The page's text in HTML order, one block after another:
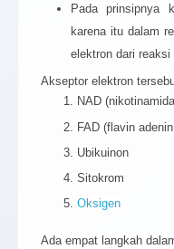
Pada prinsipnya
karena itu dalam
elektron dari reaksi
Akseptor elektron
NAD
FAD (flavin
Ubikuinon
Sitokrom
Oksigen
Ada empat langkah